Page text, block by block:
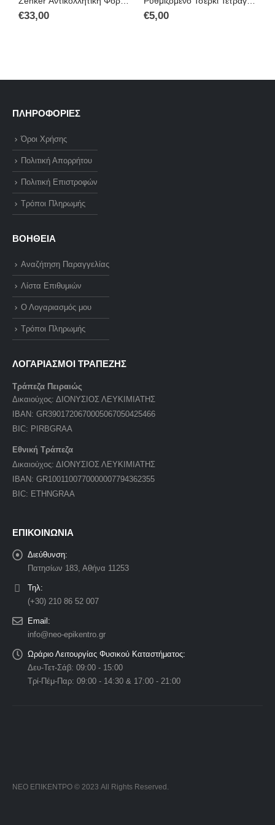
€33,00 €5,00
ΠΛΗΡΟΦΟΡΙΕΣ
Όροι Χρήσης
Πολιτική Απορρήτου
Πολιτική Επιστροφών
Τρόποι Πληρωμής
ΒΟΗΘΕΙΑ
Αναζήτηση Παραγγελίας
Λίστα Επιθυμιών
Ο Λογαριασμός μου
Τρόποι Πληρωμής
ΛΟΓΑΡΙΑΣΜΟΙ ΤΡΑΠΕΖΗΣ
Τράπεζα Πειραιώς
Δικαιούχος: ΔΙΟΝΥΣΙΟΣ ΛΕΥΚΙΜΙΑΤΗΣ
IBAN: GR3901720670005067050425466
BIC: PIRBGRAA
Εθνική Τράπεζα
Δικαιούχος: ΔΙΟΝΥΣΙΟΣ ΛΕΥΚΙΜΙΑΤΗΣ
IBAN: GR1001100770000007794362355
BIC: ETHNGRAA
ΕΠΙΚΟΙΝΩΝΙΑ
Διεύθυνση:
Πατησίων 183, Αθήνα 11253
Τηλ:
(+30) 210 86 52 007
Email:
info@neo-epikentro.gr
Ωράριο Λειτουργίας Φυσικού Καταστήματος:
Δευ-Τετ-Σάβ: 09:00 - 15:00
Τρί-Πέμ-Παρ: 09:00 - 14:30 & 17:00 - 21:00
ΝΕΟ ΕΠΙΚΕΝΤΡΟ © 2023 All Rights Reserved.